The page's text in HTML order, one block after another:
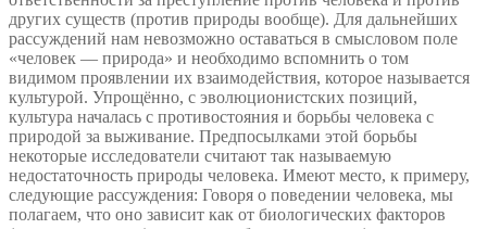
других существ (против природы вообще). Для дальнейших
рассуждений нам невозможно оставаться в смысловом поле
«человек — природа» и необходимо вспомнить о том
видимом проявлении их взаимодействия, которое называется
культурой. Упрощённо, с эволюционистских позиций,
культура началась с противостояния и борьбы человека с
природой за выживание. Предпосылками этой борьбы
некоторые исследователи считают так называемую
недостаточность природы человека. Имеют место, к примеру,
следующие рассуждения: Говоря о поведении человека, мы
полагаем, что оно зависит как от биологических факторов